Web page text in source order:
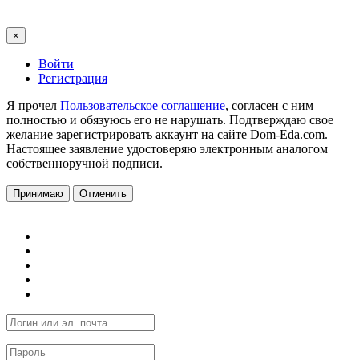
×
Войти
Регистрация
Я прочел Пользовательское соглашение, согласен с ним
полностью и обязуюсь его не нарушать. Подтверждаю свое
желание зарегистрировать аккаунт на сайте Dom-Eda.com.
Настоящее заявление удостоверяю электронным аналогом
собственноручной подписи.
Принимаю Отменить